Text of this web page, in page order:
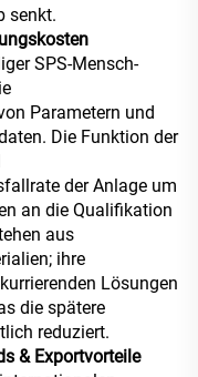
senkt.
SPS-Mensch-
Parametern und
Die Funktion der
der Anlage um
an die Qualifikation
aus
ihre
Lösungen
die spätere
reduziert.
& Exportvorteile